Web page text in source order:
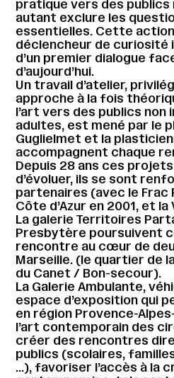
pratique vers des publics
autant exclure les
essentielles. Cette
déclencheur de curiosité
d’un premier dialogue
d’aujourd’hui.
Un travail d’atelier,
approche à la fois
l’art vers des publics
adultes, est mené par le
Guglielmet et la
accompagnent chaque
Depuis 28 ans ces
d’évoluer, ils se sont
partenaires (avec le Frac
Côte d’Azur en 2001, et la
La galerie Territoires
Presbytère poursuivent
rencontre au cœur de
Marseille. (le quartier de
du Canet / Bon-secour).
La Galerie Ambulante,
espace d’exposition qui
en région Provence-
l’art contemporain des
créer des rencontres
publics (scolaires,
…), favoriser l’accès à la